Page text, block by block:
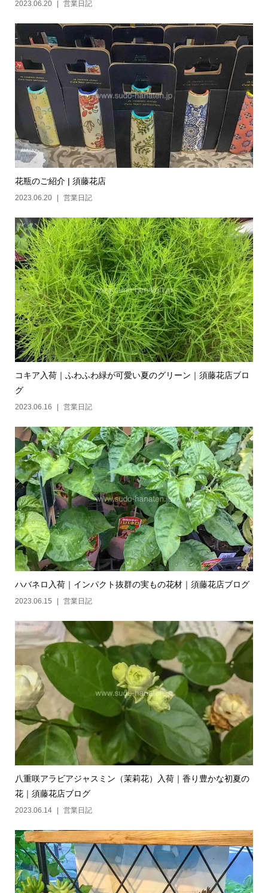
2023.06.20 営業日記
花瓶のご紹介 | 須藤花店
2023.06.20 営業日記
コキア入荷｜ふわふわ緑が可愛い夏のグリーン｜須藤花店ブロ
グ
2023.06.16 営業日記
ハバネロ入荷｜インパクト抜群の実もの花材｜須藤花店ブログ
2023.06.15 営業日記
八重咲アラビアジャスミン（茉莉花）入荷｜香り豊かな初夏の
花｜須藤花店ブログ
2023.06.14 営業日記